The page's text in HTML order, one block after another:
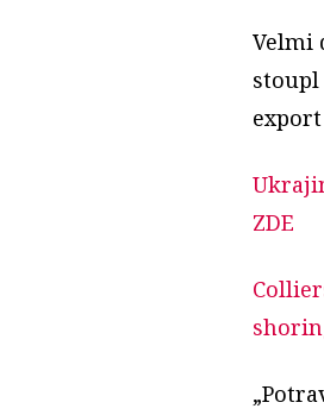
Velmi
stoupl
ZDE